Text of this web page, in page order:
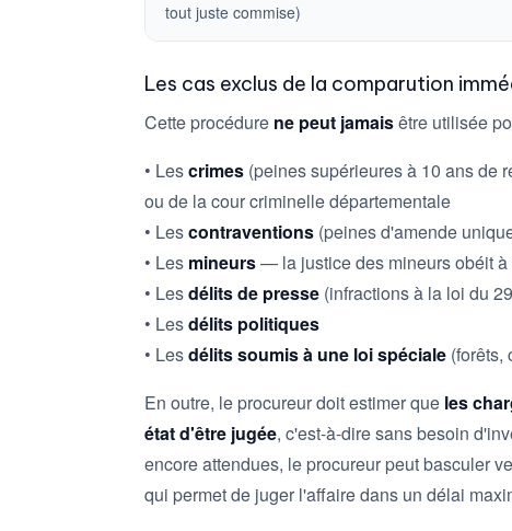
tout juste commise)
Les cas exclus de la comparution
Cette procédure ne peut jamaisêtre utilisée
• Lescrimes (peines supérieures à 10 ans
ou de la cour criminelle départementale
• Lescontraventions (peines d'amende
• Les mineurs— la justice des mineurs obéit à
• Lesdélits de presse (infractions à la loi du
• Lesdélits politiques
• Lesdélits soumis à une loi spéciale (forêts,
En outre, le procureur doit estimer que les
état d'être jugée, c'est-à-dire sans besoin
encore attendues, le procureur peut basculer
qui permet de juger l'affaire dans un délai